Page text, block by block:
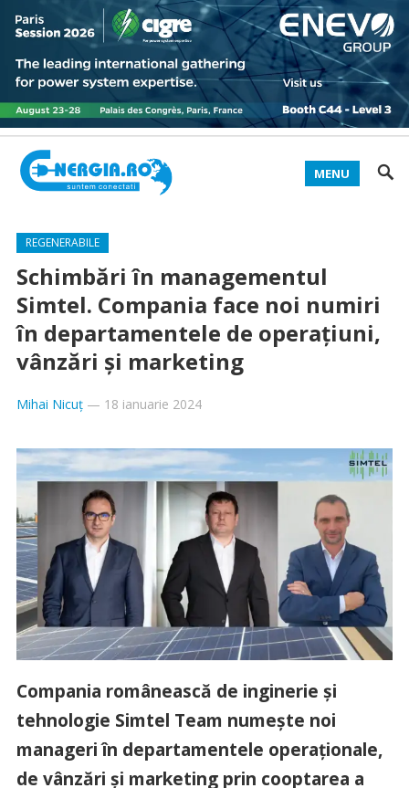
MENU
REGENERABILE
Schimbări în managementul
Simtel. Compania face noi numiri
în departamentele de operațiuni,
vânzări și marketing
Mihai Nicuț— 18 ianuarie 2024
Compania românească de inginerie și
tehnologie Simtel Team numește noi
manageri în departamentele operaționale,
de vânzări și marketing prin cooptarea a